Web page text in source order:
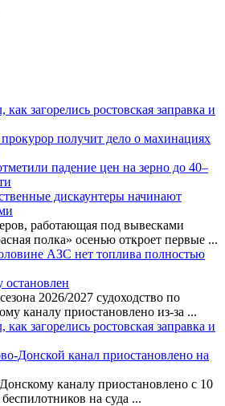
загорелись ростовская заправка и
получит дело о махинациях
падение цен на зерно до 40–
дискаунтеры начинают
работающая под вывесками
полка» осенью откроет первые ...
АЗС нет топлива полностью
остановлен
2026/2027 судоходство по
каналу приостановлено из-за ...
загорелись ростовская заправка и
Донской канал приостановлено на
каналу приостановлено с 10
на суда ...